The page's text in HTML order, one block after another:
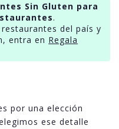
Sin Gluten para
.
del país y
entra en Regala
por una elección
ese detalle